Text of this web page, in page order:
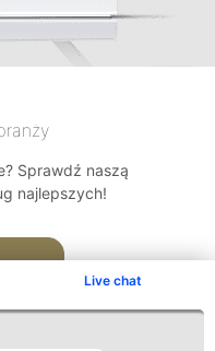
Live chat
Sprawdź naszą
najlepszych!